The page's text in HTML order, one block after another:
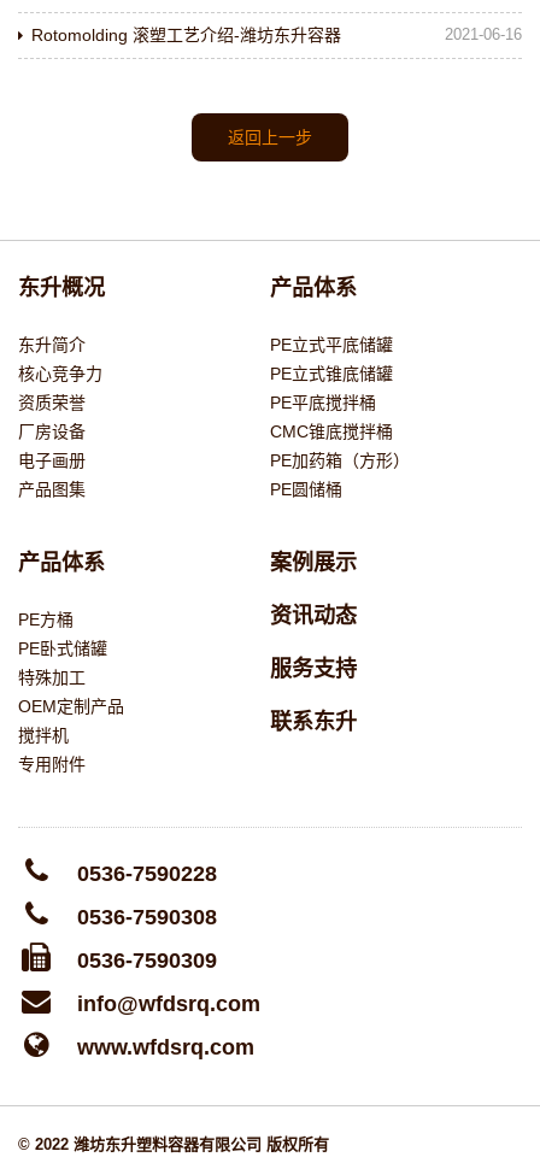
2021-06-16
Rotomolding 滚塑工艺介绍-潍坊东升容器
返回上一步
东升概况
东升简介
核心竞争力
资质荣誉
厂房设备
电子画册
产品图集
产品体系
PE立式平底储罐
PE立式锥底储罐
PE平底搅拌桶
CMC锥底搅拌桶
PE加药箱（方形）
PE圆储桶
产品体系
PE方桶
PE卧式储罐
特殊加工
OEM定制产品
搅拌机
专用附件
案例展示
资讯动态
服务支持
联系东升
0536-7590228
0536-7590308
0536-7590309
info@wfdsrq.com
www.wfdsrq.com
© 2022 潍坊东升塑料容器有限公司 版权所有